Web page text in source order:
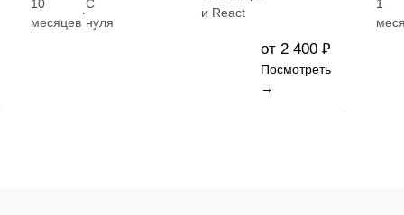
10
месяцев
·
С
нуля
и React
от 2 400 ₽
Посмотреть
→
1